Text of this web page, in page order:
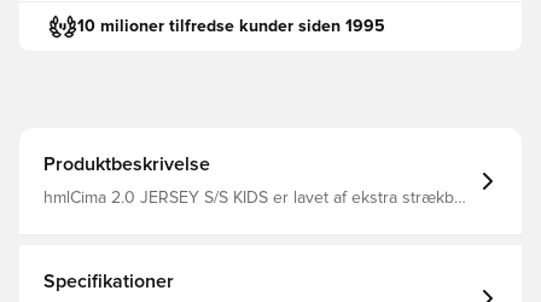
10 milioner tilfredse kunder siden 1995
Produktbeskrivelse
hmlCima 2.0 JERSEY S/S KIDS er lavet af ekstra strækbart
børnene forbliver komfortable og smidige under leg.
Specifikationer